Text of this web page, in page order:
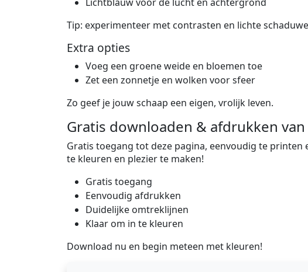
Tip: experimenteer met contrasten en lichte
Extra opties
Voeg een groene weide en bloemen toe
Zet een zonnetje en wolken voor sfeer
Zo geef je jouw schaap een eigen, vrolijk leven.
Gratis downloaden & afdrukken
Gratis toegang tot deze pagina, eenvoudig te
te kleuren en plezier te maken!
Gratis toegang
Eenvoudig afdrukken
Duidelijke omtreklijnen
Klaar om in te kleuren
Download nu en begin meteen met kleuren!